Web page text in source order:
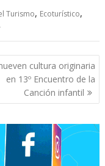
Turismo, Ecoturístico,
cultura originaria
en 13º Encuentro de la
Canción infantil